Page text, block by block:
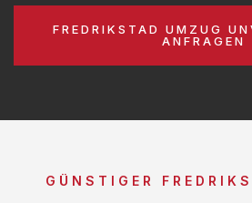
FREDRIKSTAD UMZUG
ANFRAGEN
GÜNSTIGER